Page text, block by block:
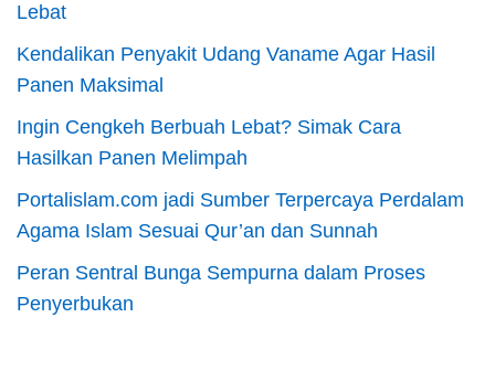
Lebat
Kendalikan Penyakit Udang Vaname Agar Hasil
Panen Maksimal
Ingin Cengkeh Berbuah Lebat? Simak Cara
Hasilkan Panen Melimpah
Portalislam.com jadi Sumber Terpercaya Perdalam
Agama Islam Sesuai Qur’an dan Sunnah
Peran Sentral Bunga Sempurna dalam Proses
Penyerbukan